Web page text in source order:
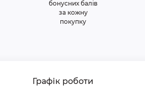
бонусних балів
за кожну
покупку
Графік роботи